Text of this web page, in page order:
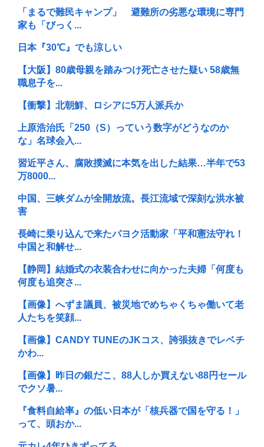
「まるで難民キャンプ」 避難所の劣悪な環境に専門
家も「びっく...
日本『30℃』でも涼しい
【大阪】80歳母親を踏みつけ死亡させた疑い 58歳無
職息子を...
【衝撃】北朝鮮、ロシアに5万人派兵か
上原浩治氏「250（S）っていう数字がどうなのか
な」名球会入...
習近平さん、腐敗撲滅に本気を出した結果…半年で53
万8000...
中国、三峡ダムが全開放流。長江流域で深刻な洪水被
害
長崎に乗り込んで来たパヨク活動家「平和憲法守れ！
中国と和解せ...
【静岡】結婚式の衣装合わせに向かった夫婦「何度も
何度も追突さ...
【画像】へずま議員、被災地でめちゃくちゃ働いて老
人たちを笑顔...
【画像】CANDY TUNEのJKコス、誇張抜きでレベチ
かわ...
【画像】昨日の銀だこ、88人しか買えない88円セール
でクソ暑...
『食料自給率』の低い日本が「核兵器で国を守る！」
って、頭おか...